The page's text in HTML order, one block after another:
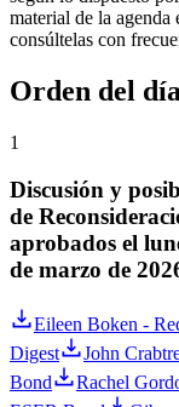
material de la agenda
consúltelas con
Orden del día
1
Discusión y
de
aprobados el
de marzo de
Eileen Boken -
Digest
John
Bond
Rachel